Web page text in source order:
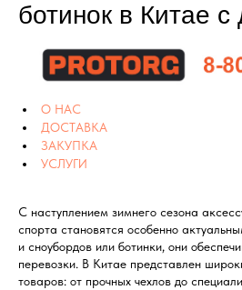
ботинок в Китае с
О НАС
ДОСТАВКА
ЗАКУПКА
УСЛУГИ
С наступлением зимнего сезона
спорта становятся особенно
и сноубордов или ботинки, они
перевозки. В Китае представлен
товаров: от прочных чехлов до